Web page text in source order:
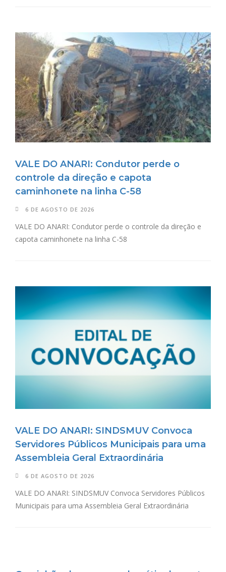
VALE DO ANARI: Condutor perde o
controle da direção e capota
caminhonete na linha C-58
6 DE AGOSTO DE 2026
VALE DO ANARI: Condutor perde o controle da direção e
capota caminhonete na linha C-58
VALE DO ANARI: SINDSMUV Convoca
Servidores Públicos Municipais para uma
Assembleia Geral Extraordinária
6 DE AGOSTO DE 2026
VALE DO ANARI: SINDSMUV Convoca Servidores Públicos
Municipais para uma Assembleia Geral Extraordinária